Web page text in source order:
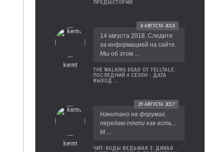
ПРЕДЫСТОРИИ
kermt
8 АВГУСТА 2018
14 августа 2018. Следите
за информацией на сайте.
Мы об этом ...
THE WALKING DEAD ОТ TELLTALE:
ПОСЛЕДНИЙ 4 СЕЗОН - ДАТА
ВЫХОД ...
kermt
29 АВГУСТА 2017
Начитано на форумах,
передаю почти как есть...
М ...
ЧИТ-КОДЫ ВЕДЬМАК 3: ДИКАЯ